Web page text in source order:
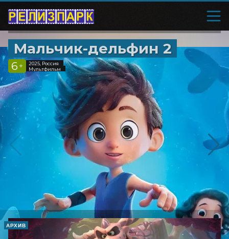
Мальчик-дельфин 2
6 +
2025, Россия
Мультфильм
АРХИВ